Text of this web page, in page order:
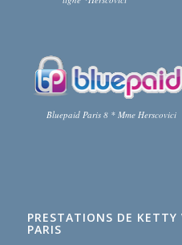
Bluepaid Paris 8 * Mme Herscovici
PRESTATIONS DE
PARIS